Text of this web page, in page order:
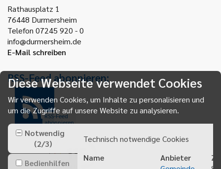
Rathausplatz 1
76448 Durmersheim
Telefon 07245 920 - 0
info@durmersheim.de
E-Mail schreiben
RSS-Feed abonnieren:
RSS-Feed
abonnieren
Diese Webseite verwendet Cookies
Wir verwenden Cookies, um Inhalte zu personalisieren und
um die Zugriffe auf unsere Website zu analysieren.
Notwendig
(2/3)
Bedienhilfen
Technisch notwendige Cookies
Name
Anbieter